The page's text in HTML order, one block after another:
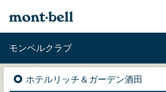
モンベルクラブ
ホテルリッチ＆ガーデン酒田